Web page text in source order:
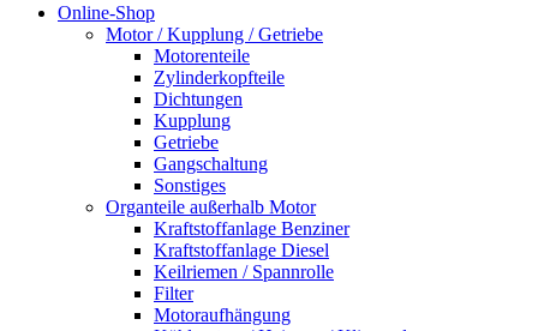
Online-Shop
Motor / Kupplung / Getriebe
Motorenteile
Zylinderkopfteile
Dichtungen
Kupplung
Getriebe
Gangschaltung
Sonstiges
Organteile außerhalb Motor
Kraftstoffanlage Benziner
Kraftstoffanlage Diesel
Keilriemen / Spannrolle
Filter
Motoraufhängung